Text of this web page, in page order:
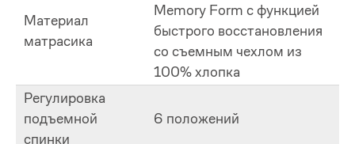
Материал
матрасика
Memory Form с функцией
быстрого восстановления
со съемным чехлом из
100% хлопка
Регулировка
подъемной
спинки
6 положений